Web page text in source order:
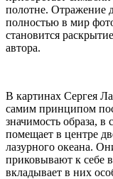
полотне. Отражение
полностью в мир
становится
автора.
В картинах Сергея
самим принципом
значимость образа,
помещает в центре
лазурного океана.
приковывают к себе
вкладывает в них